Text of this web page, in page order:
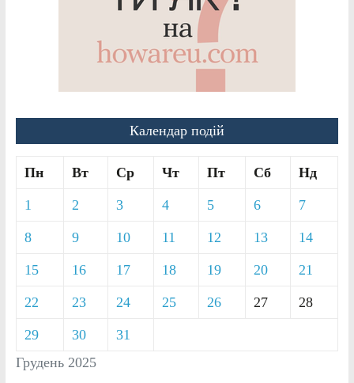
Календар подій
Грудень 2025
Пн Вт Ср Чт Пт Сб Нд
1 2 3 4 5 6 7
8 9 10 11 12 13 14
15 16 17 18 19 20 21
22 23 24 25 26 27 28
29 30 31